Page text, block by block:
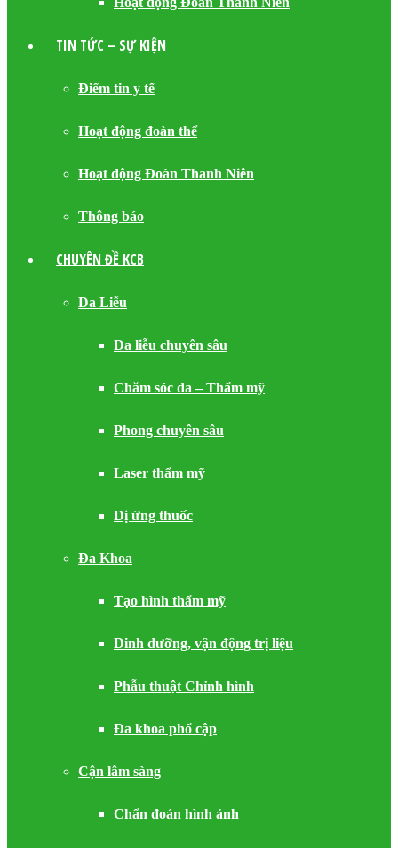
TIN TỨC – SỰ KIỆN
Điểm tin y tế
Hoạt động đoàn thể
Hoạt động Đoàn Thanh Niên
Thông báo
CHUYÊN ĐỀ KCB
Da Liễu
Da liễu chuyên sâu
Chăm sóc da – Thẩm mỹ
Phong chuyên sâu
Laser thẩm mỹ
Dị ứng thuốc
Đa Khoa
Tạo hình thẩm mỹ
Dinh dưỡng, vận động trị liệu
Phẫu thuật Chỉnh hình
Đa khoa phổ cập
Cận lâm sàng
Chẩn đoán hình ảnh